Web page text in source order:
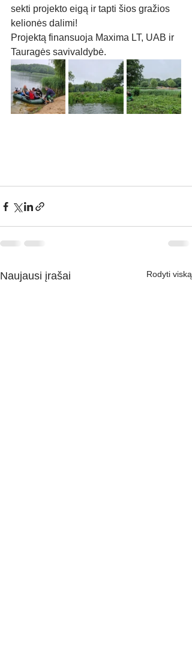
sekti projekto eigą ir tapti šios gražios
kelionės dalimi!
Projektą finansuoja Maxima LT, UAB ir
Tauragės savivaldybė.
Naujausi įrašai Rodyti viską